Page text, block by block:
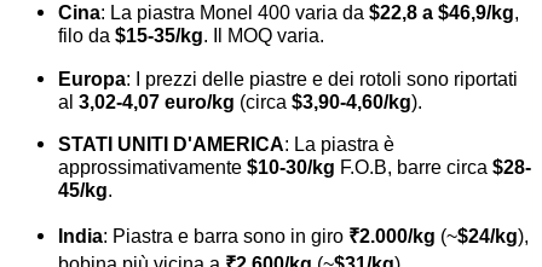
Cina: La piastra Monel 400 varia da $22,8 a $46,9/kg,
filo da $15-35/kg. Il MOQ varia.
Europa: I prezzi delle piastre e dei rotoli sono riportati
al 3,02-4,07 euro/kg (circa $3,90-4,60/kg).
STATI UNITI D'AMERICA: La piastra è
approssimativamente $10-30/kg F.O.B, barre circa $28-
45/kg.
India: Piastra e barra sono in giro ₹2.000/kg (~$24/kg),